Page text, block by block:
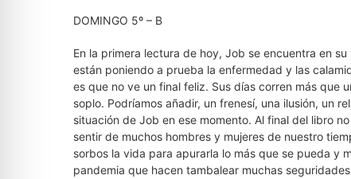
DOMINGO 5º – B
En la primera lectura de hoy, Job se encuentra en
están poniendo a prueba la enfermedad y las
es que no ve un final feliz. Sus días corren más que
soplo. Podríamos añadir, un frenesí, una ilusión, un
situación de Job en ese momento. Al final del libro
sentir de muchos hombres y mujeres de nuestro
sorbos la vida para apurarla lo más que se pueda y
pandemia que hacen tambalear muchas